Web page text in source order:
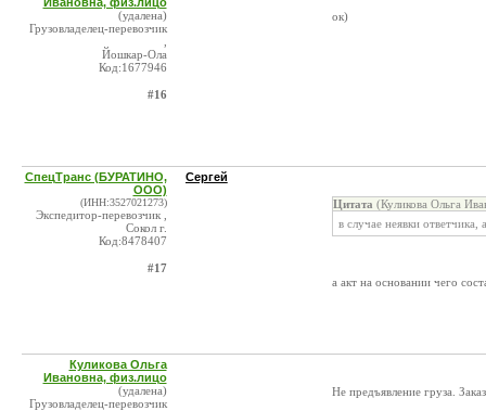
(удалена)
Грузовладелец-перевозчик
Йошкар-Ола
Код:1677946
#16
ок)
СпецТранс (БУРАТИНО,
ООО)
(ИНН:3527021273)
Экспедитор-перевозчик ,
Сокол г.
Код:8478407
#17
Сергей
Цитата (Куликова Ольга
в случае неявки
а акт на основании чего
Куликова Ольга
Ивановна, физ.лицо
(удалена)
Грузовладелец-перевозчик
Не предъявление груза.